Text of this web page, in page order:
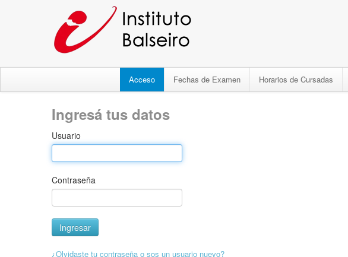
Acceso Fechas de Examen Horarios de Cursadas
Ingresá tus datos
Usuario
Contraseña
¿Olvidaste tu contraseña o sos un usuario nuevo?